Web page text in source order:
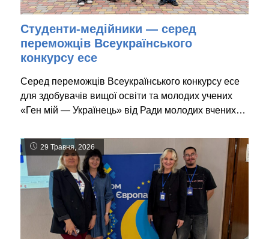
Студенти-медійники — серед
переможців Всеукраїнського
конкурсу есе
Серед переможців Всеукраїнського конкурсу есе
для здобувачів вищої освіти та молодих учених
«Ген мій — Українець» від Ради молодих вчених…
29 Травня, 2026